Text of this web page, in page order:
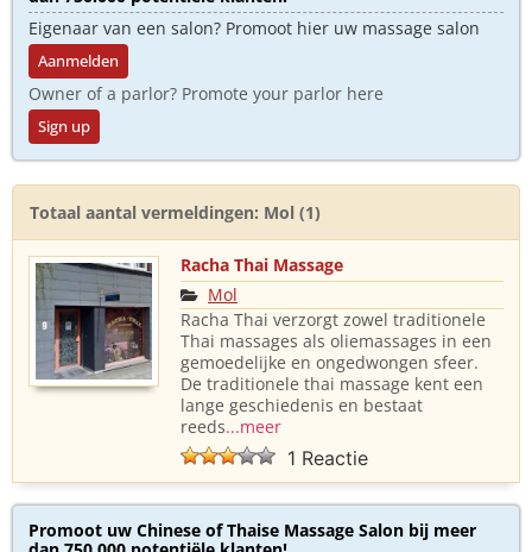
Eigenaar van een salon? Promoot hier uw massage salon
Aanmelden
Owner of a parlor? Promote your parlor here
Sign up
Totaal aantal vermeldingen: Mol (1)
Racha Thai Massage
Mol
Racha Thai verzorgt zowel traditionele
Thai massages als oliemassages in een
gemoedelijke en ongedwongen sfeer.
De traditionele thai massage kent een
lange geschiedenis en bestaat
reeds...meer
1 Reactie
Promoot uw Chinese of Thaise Massage Salon bij meer